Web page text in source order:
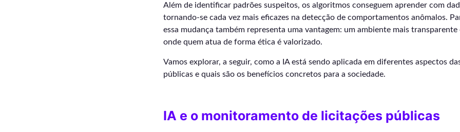
Além de identificar padrões suspeitos, os algoritmos conseguem aprender com
tornando-se cada vez mais eficazes na detecção de comportamentos anômalos.
essa mudança também representa uma vantagem: um ambiente mais
onde quem atua de forma ética é valorizado.
Vamos explorar, a seguir, como a IA está sendo aplicada em diferentes aspectos
públicas e quais são os benefícios concretos para a sociedade.
IA e o monitoramento de licitações públicas